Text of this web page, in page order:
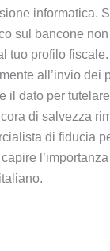
informatica.
sul bancone
profilo
all’invio
dato per
di salvezza
di fiducia
italiano.